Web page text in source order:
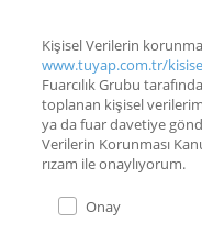
Kişisel Verilerin
www.tuyap.com.tr/
Fuarcılık Grubu
toplanan kişisel
ya da fuar davetiye
Verilerin Korunması
rızam ile onaylıyorum.
Onay